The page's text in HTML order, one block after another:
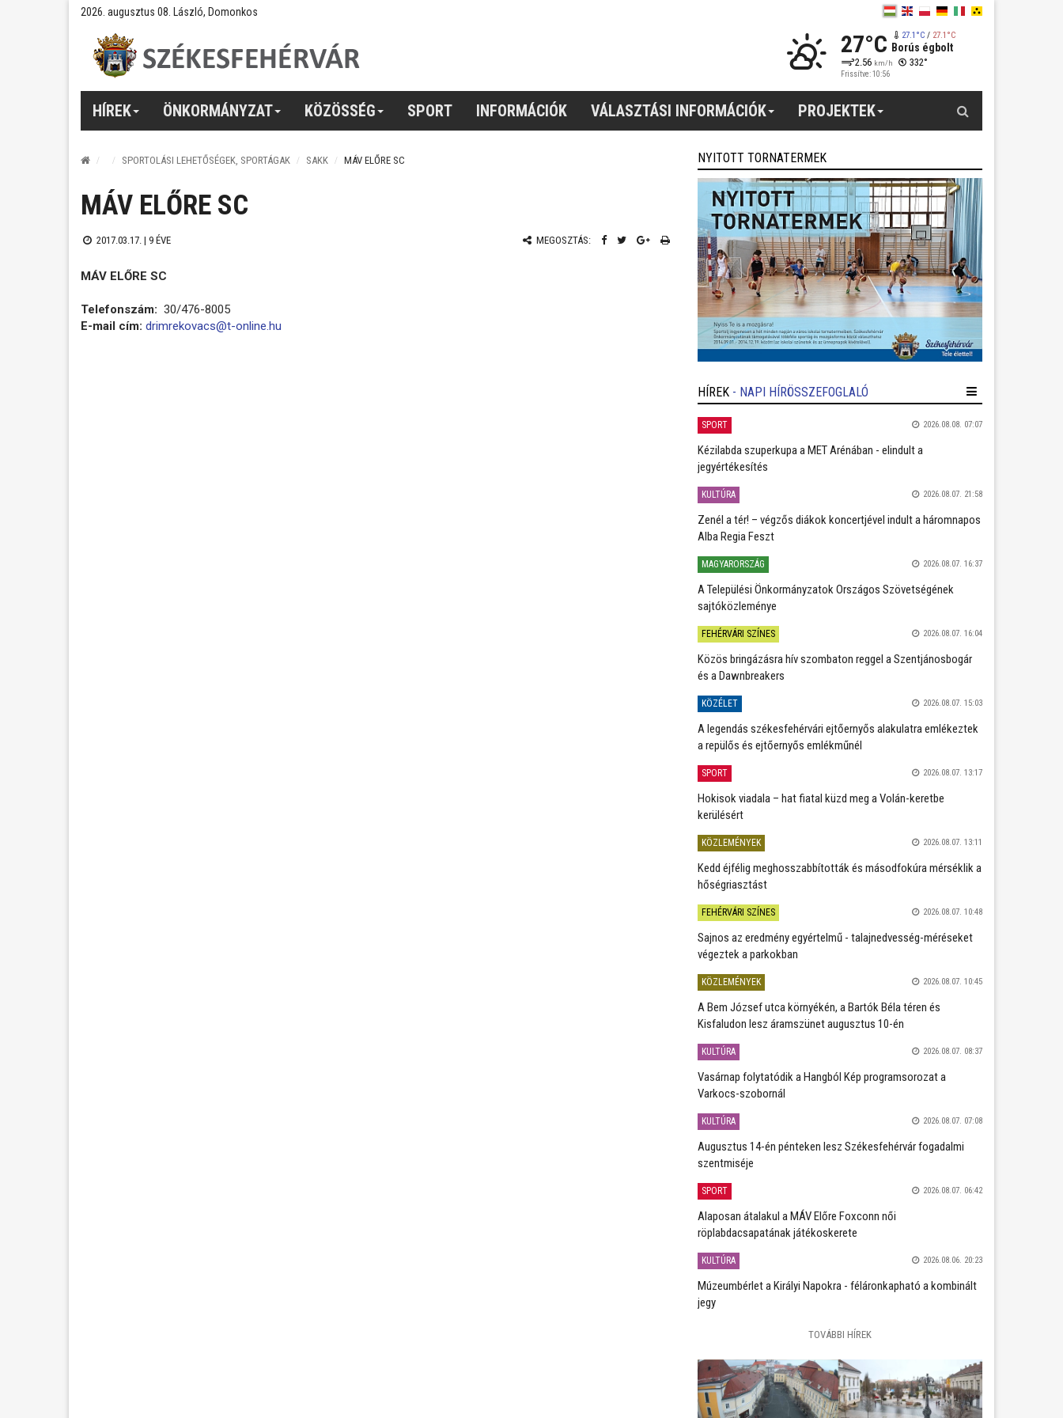
2026. augusztus 08. László, Domonkos
27°C 27.1°C/ 27.1°C
Borús égbolt
2.56 km/h 332°
Frissítve: 10:56
HÍREK ÖNKORMÁNYZAT KÖZÖSSÉG SPORT INFORMÁCIÓK VÁLASZTÁSI INFORMÁCIÓK PROJEKTEK
SPORTOLÁSI LEHETŐSÉGEK, SPORTÁGAK SAKK MÁV ELŐRE SC
MÁV ELŐRE SC
2017.03.17. | 9 ÉVE MEGOSZTÁS:
MÁV ELŐRE SC
Telefonszám: 30/476-8005
E-mail cím: drimrekovacs@t-online.hu
NYITOTT TORNATERMEK
HÍREK - NAPI HÍRÖSSZEFOGLALÓ
SPORT 2026.08.08. 07:07
Kézilabda szuperkupa a MET Arénában - elindult a
jegyértékesítés
KULTÚRA 2026.08.07. 21:58
Zenél a tér! – végzős diákok koncertjével indult a háromnapos
Alba Regia Feszt
MAGYARORSZÁG 2026.08.07. 16:37
A Települési Önkormányzatok Országos Szövetségének
sajtóközleménye
FEHÉRVÁRI SZÍNES 2026.08.07. 16:04
Közös bringázásra hív szombaton reggel a Szentjánosbogár
és a Dawnbreakers
KÖZÉLET 2026.08.07. 15:03
A legendás székesfehérvári ejtőernyős alakulatra emlékeztek
a repülős és ejtőernyős emlékműnél
SPORT 2026.08.07. 13:17
Hokisok viadala – hat fiatal küzd meg a Volán-keretbe
kerülésért
KÖZLEMÉNYEK 2026.08.07. 13:11
Kedd éjfélig meghosszabbították és másodfokúra mérséklik a
hőségriasztást
FEHÉRVÁRI SZÍNES 2026.08.07. 10:48
Sajnos az eredmény egyértelmű - talajnedvesség-méréseket
végeztek a parkokban
KÖZLEMÉNYEK 2026.08.07. 10:45
A Bem József utca környékén, a Bartók Béla téren és
Kisfaludon lesz áramszünet augusztus 10-én
KULTÚRA 2026.08.07. 08:37
Vasárnap folytatódik a Hangból Kép programsorozat a
Varkocs-szobornál
KULTÚRA 2026.08.07. 07:08
Augusztus 14-én pénteken lesz Székesfehérvár fogadalmi
szentmiséje
SPORT 2026.08.07. 06:42
Alaposan átalakul a MÁV Előre Foxconn női
röplabdacsapatának játékoskerete
KULTÚRA 2026.08.06. 20:23
Múzeumbérlet a Királyi Napokra - féláronkapható a kombinált
jegy
TOVÁBBI HÍREK